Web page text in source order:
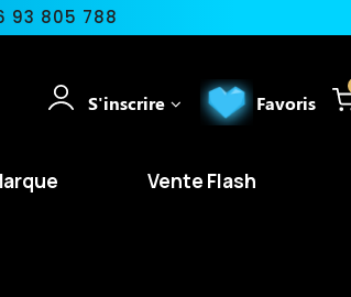
93 805 788
Favoris
S'inscrire
Vente Flash